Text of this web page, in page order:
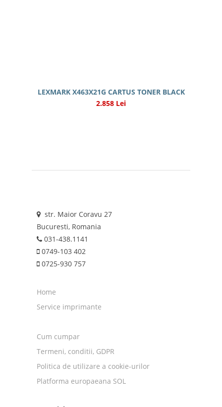
LEXMARK X463X21G CARTUS TONER BLACK
2.858 Lei
str. Maior Coravu 27
Bucuresti, Romania
031-438.1141
0749-103 402
0725-930 757
Home
Service imprimante
Cum cumpar
Termeni, conditii, GDPR
Politica de utilizare a cookie-urilor
Platforma europaeana SOL